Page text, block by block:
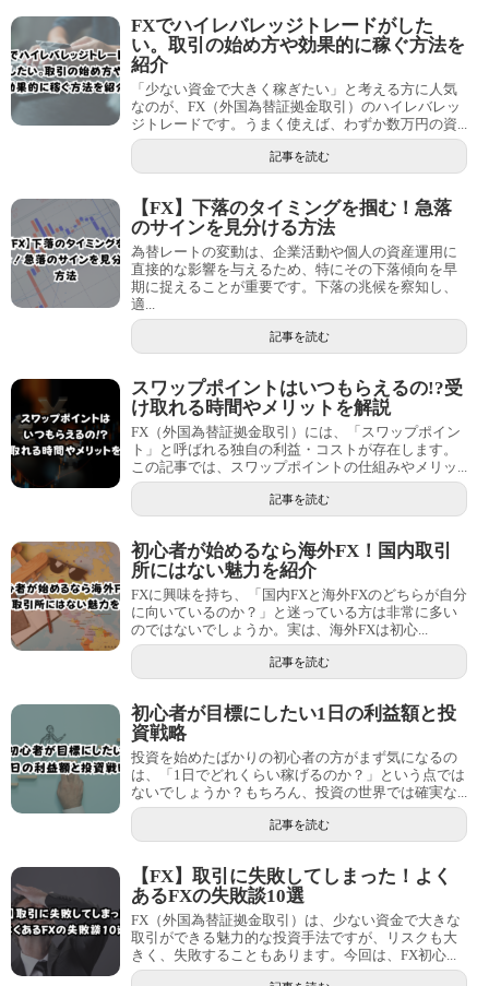
FXでハイレバレッジトレードがした
い。取引の始め方や効果的に稼ぐ方法を
紹介
「少ない資金で大きく稼ぎたい」と考える方に人気
なのが、FX（外国為替証拠金取引）のハイレバレッ
ジトレードです。うまく使えば、わずか数万円の資...
記事を読む
【FX】下落のタイミングを掴む！急落
のサインを見分ける方法
為替レートの変動は、企業活動や個人の資産運用に
直接的な影響を与えるため、特にその下落傾向を早
期に捉えることが重要です。下落の兆候を察知し、
適...
記事を読む
スワップポイントはいつもらえるの!?受
け取れる時間やメリットを解説
FX（外国為替証拠金取引）には、「スワップポイン
ト」と呼ばれる独自の利益・コストが存在します。
この記事では、スワップポイントの仕組みやメリッ...
記事を読む
初心者が始めるなら海外FX！国内取引
所にはない魅力を紹介
FXに興味を持ち、「国内FXと海外FXのどちらが自分
に向いているのか？」と迷っている方は非常に多い
のではないでしょうか。実は、海外FXは初心...
記事を読む
初心者が目標にしたい1日の利益額と投
資戦略
投資を始めたばかりの初心者の方がまず気になるの
は、「1日でどれくらい稼げるのか？」という点では
ないでしょうか？もちろん、投資の世界では確実な...
記事を読む
【FX】取引に失敗してしまった！よく
あるFXの失敗談10選
FX（外国為替証拠金取引）は、少ない資金で大きな
取引ができる魅力的な投資手法ですが、リスクも大
きく、失敗することもあります。今回は、FX初心...